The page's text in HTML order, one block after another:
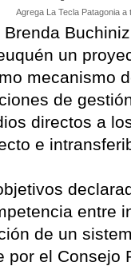
Agrega La Tecla Patagonia a
un
mecanismo
de
directos a
e
entre
de un
por el